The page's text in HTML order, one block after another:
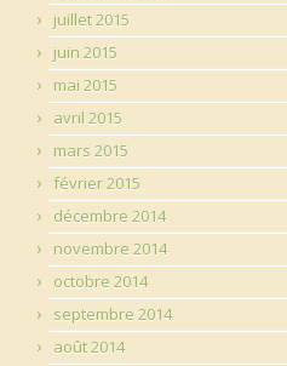
juillet 2015
juin 2015
mai 2015
avril 2015
mars 2015
février 2015
décembre 2014
novembre 2014
octobre 2014
septembre 2014
août 2014